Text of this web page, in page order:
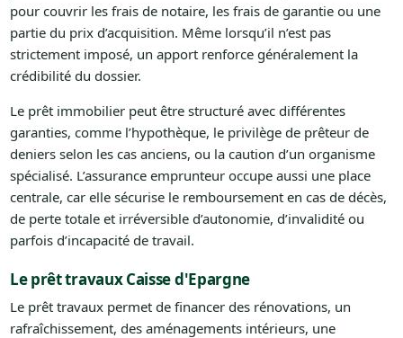
pour couvrir les frais de notaire, les frais de garantie ou une
partie du prix d’acquisition. Même lorsqu’il n’est pas
strictement imposé, un apport renforce généralement la
crédibilité du dossier.
Le prêt immobilier peut être structuré avec différentes
garanties, comme l’hypothèque, le privilège de prêteur de
deniers selon les cas anciens, ou la caution d’un organisme
spécialisé. L’assurance emprunteur occupe aussi une place
centrale, car elle sécurise le remboursement en cas de décès,
de perte totale et irréversible d’autonomie, d’invalidité ou
parfois d’incapacité de travail.
Le prêt travaux Caisse d'Epargne
Le prêt travaux permet de financer des rénovations, un
rafraîchissement, des aménagements intérieurs, une